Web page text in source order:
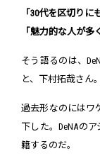
「30代を区切りに
「魅力的な人が多
そう語るのは、
と、下村拓哉さん。
過去形なのにはワ
下した。DeNAの
籍するのだ。